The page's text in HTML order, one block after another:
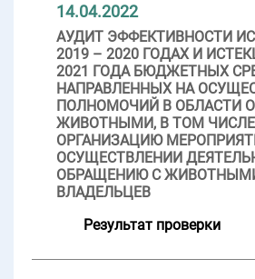
14.04.2022
АУДИТ ЭФФЕКТИВНОСТИ
2019 – 2020 ГОДАХ И
2021 ГОДА БЮДЖЕТНЫХ
НАПРАВЛЕННЫХ НА
ПОЛНОМОЧИЙ В ОБЛАСТИ
ЖИВОТНЫМИ, В ТОМ
ОРГАНИЗАЦИЮ
ОСУЩЕСТВЛЕНИИ
ОБРАЩЕНИЮ С
ВЛАДЕЛЬЦЕВ
Результат проверки